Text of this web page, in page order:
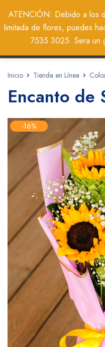
ATENCIÓN: Debido a los
limitada de flores, puedes
7535 3025. Sera un
Inicio Tienda en Línea
Encanto de
-16%